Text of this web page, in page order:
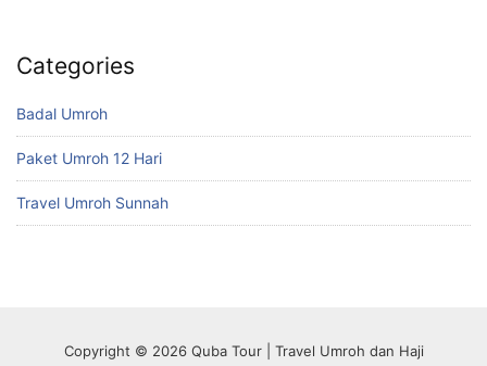
Categories
Badal Umroh
Paket Umroh 12 Hari
Travel Umroh Sunnah
Copyright © 2026 Quba Tour | Travel Umroh dan Haji